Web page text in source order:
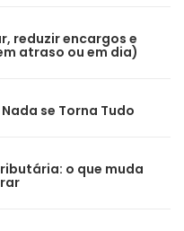
reduzir encargos e
atraso ou em dia)
se Torna Tudo
o que muda